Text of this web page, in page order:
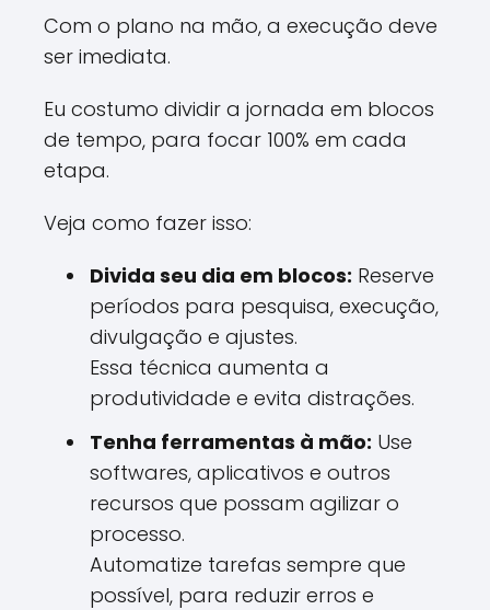
Com o plano na mão, a execução deve
ser imediata.
Eu costumo dividir a jornada em blocos
de tempo, para focar 100% em cada
etapa.
Veja como fazer isso:
Divida seu dia em blocos: Reserve
períodos para pesquisa, execução,
divulgação e ajustes.
Essa técnica aumenta a
produtividade e evita distrações.
Tenha ferramentas à mão: Use
softwares, aplicativos e outros
recursos que possam agilizar o
processo.
Automatize tarefas sempre que
possível, para reduzir erros e